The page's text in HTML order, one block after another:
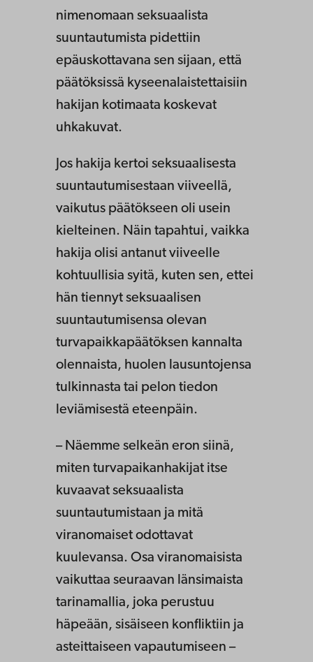
nimenomaan seksuaalista
suuntautumista pidettiin
epäuskottavana sen sijaan, että
päätöksissä kyseenalaistettaisiin
hakijan kotimaata koskevat
uhkakuvat.
Jos hakija kertoi seksuaalisesta
suuntautumisestaan viiveellä,
vaikutus päätökseen oli usein
kielteinen. Näin tapahtui, vaikka
hakija olisi antanut viiveelle
kohtuullisia syitä, kuten sen, ettei
hän tiennyt seksuaalisen
suuntautumisensa olevan
turvapaikkapäätöksen kannalta
olennaista, huolen lausuntojensa
tulkinnasta tai pelon tiedon
leviämisestä eteenpäin.
– Näemme selkeän eron siinä,
miten turvapaikanhakijat itse
kuvaavat seksuaalista
suuntautumistaan ja mitä
viranomaiset odottavat
kuulevansa. Osa viranomaisista
vaikuttaa seuraavan länsimaista
tarinamallia, joka perustuu
häpeään, sisäiseen konfliktiin ja
asteittaiseen vapautumiseen –